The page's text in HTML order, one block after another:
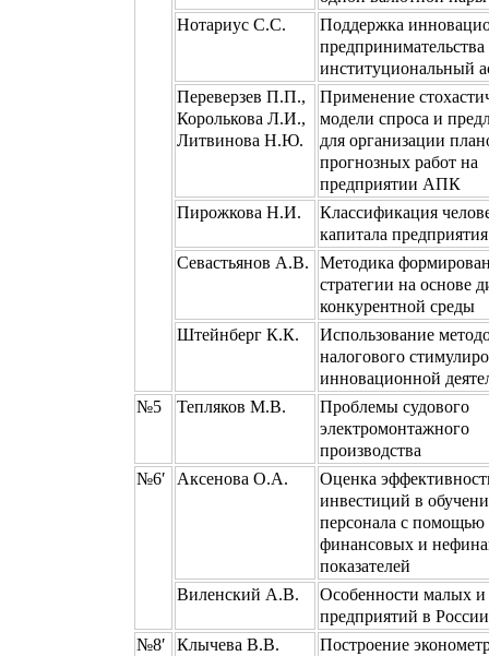
Нотариус С.С.
Поддержка
институциональный
Переверзев П.П.,
Королькова Л.И.,
Литвинова Н.Ю.
Применение
модели спроса и
для организации
прогнозных работ на
предприятии АПК
Пирожкова Н.И.
Классификация
капитала предприятия
Севастьянов А.В.
Методика
стратегии на основе
конкурентной среды
Штейнберг К.К.
Использование
налогового
инновационной
№5
Тепляков М.В.
Проблемы судового
электромонтажного
производства
№6′
Аксенова О.А.
Оценка
инвестиций в
персонала с помощью
финансовых и
показателей
Виленский А.В.
Особенности малых и
предприятий в России
№8′
Клычева В.В.
Построение